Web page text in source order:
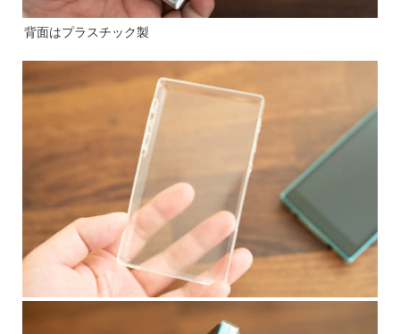
背面はプラスチック製